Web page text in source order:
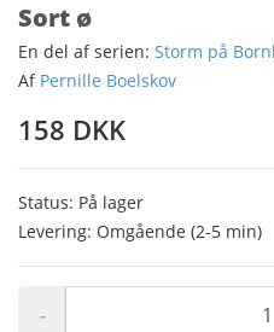
Sort ø
En del af serien: Storm på
Af Pernille Boelskov
158 DKK
Status: På lager
Levering: Omgående (2-5 min)
-